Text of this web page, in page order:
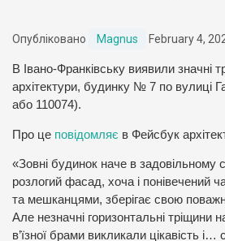
Опубліковано Magnus February 4,
В Івано-Франківську виявили значні
архітектури, будинку № 7 по вулиці
або 110074).
Про це повідомляє в Фейсбук
«Зовні будинок наче в задовільному
розлогий фасад, хоча і понівечений
та мешканцями, зберігає свою
Але незначні горизонтальні тріщини
в’їзної брами викликали цікавість і…